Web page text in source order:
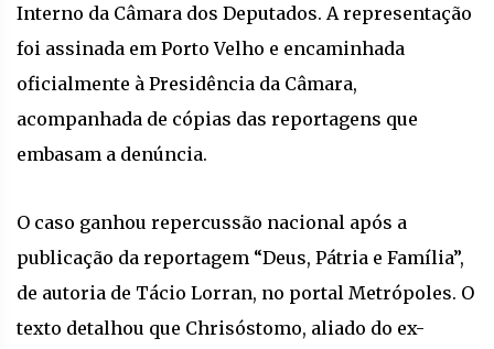
Interno da Câmara dos Deputados. A representação
foi assinada em Porto Velho e encaminhada
oficialmente à Presidência da Câmara,
acompanhada de cópias das reportagens que
embasam a denúncia.
O caso ganhou repercussão nacional após a
publicação da reportagem “Deus, Pátria e Família”,
de autoria de Tácio Lorran, no portal Metrópoles. O
texto detalhou que Chrisóstomo, aliado do ex-